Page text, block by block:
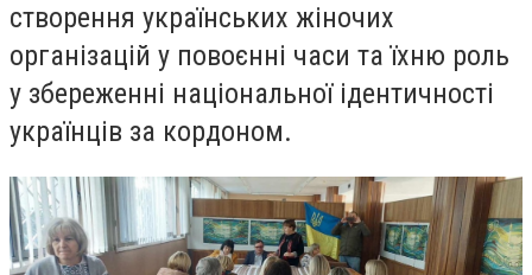
створення українських жіночих
організацій у повоєнні часи та їхню роль
у збереженні національної ідентичності
українців за кордоном.